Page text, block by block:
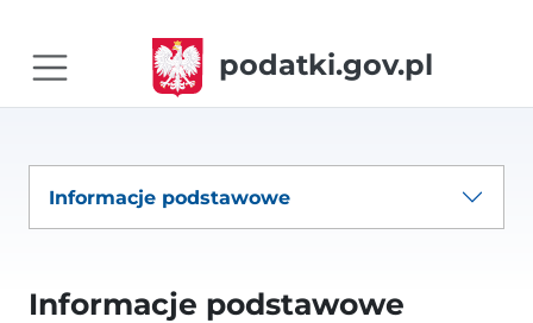
podatki.gov.pl
Informacje podstawowe
Informacje podstawowe